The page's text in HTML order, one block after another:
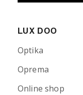
LUX DOO
Optika
Oprema
Online shop